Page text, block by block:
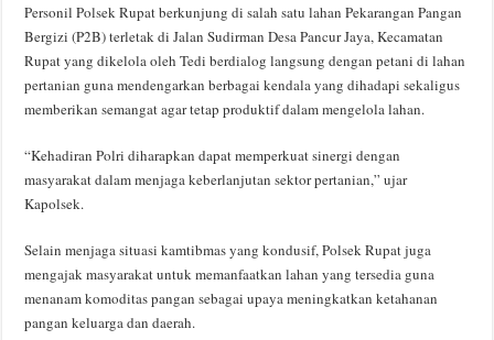
Personil Polsek Rupat berkunjung di salah satu lahan Pekarangan Pangan
Bergizi (P2B) terletak di Jalan Sudirman Desa Pancur Jaya, Kecamatan
Rupat yang dikelola oleh Tedi berdialog langsung dengan petani di lahan
pertanian guna mendengarkan berbagai kendala yang dihadapi sekaligus
memberikan semangat agar tetap produktif dalam mengelola lahan.
“Kehadiran Polri diharapkan dapat memperkuat sinergi dengan
masyarakat dalam menjaga keberlanjutan sektor pertanian,” ujar
Kapolsek.
Selain menjaga situasi kamtibmas yang kondusif, Polsek Rupat juga
mengajak masyarakat untuk memanfaatkan lahan yang tersedia guna
menanam komoditas pangan sebagai upaya meningkatkan ketahanan
pangan keluarga dan daerah.